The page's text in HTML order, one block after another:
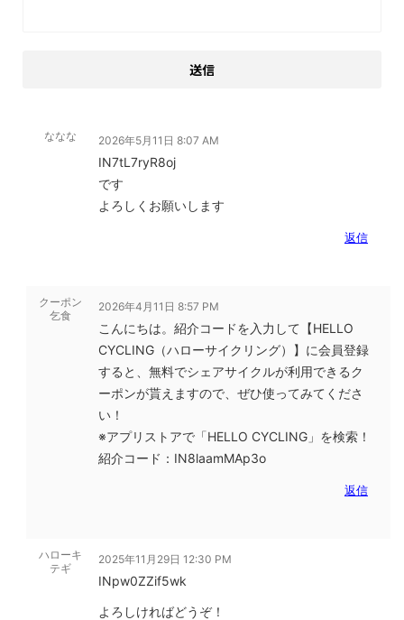
ななな 2026年5月11日 8:07 AM
IN7tL7ryR8oj
です
よろしくお願いします
返信
クーポン
乞食
2026年4月11日 8:57 PM
こんにちは。紹介コードを入力して【HELLO
CYCLING（ハローサイクリング）】に会員登録
すると、無料でシェアサイクルが利用できるク
ーポンが貰えますので、ぜひ使ってみてくださ
い！
※アプリストアで「HELLO CYCLING」を検索！
紹介コード：IN8laamMAp3o
返信
ハローキ
テギ
2025年11月29日 12:30 PM
INpw0ZZif5wk
よろしければどうぞ！